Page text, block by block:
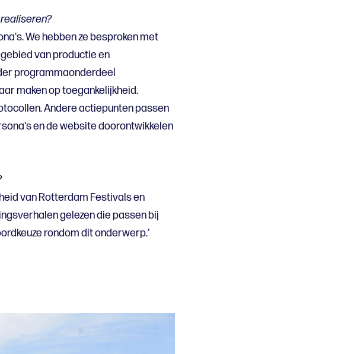
We hebben ze besproken met
van productie en
programmaonderdeel
maken op toegankelijkheid.
Andere actiepunten passen
en de website doorontwikkelen
van Rotterdam Festivals en
gelezen die passen bij
rondom dit onderwerp.’